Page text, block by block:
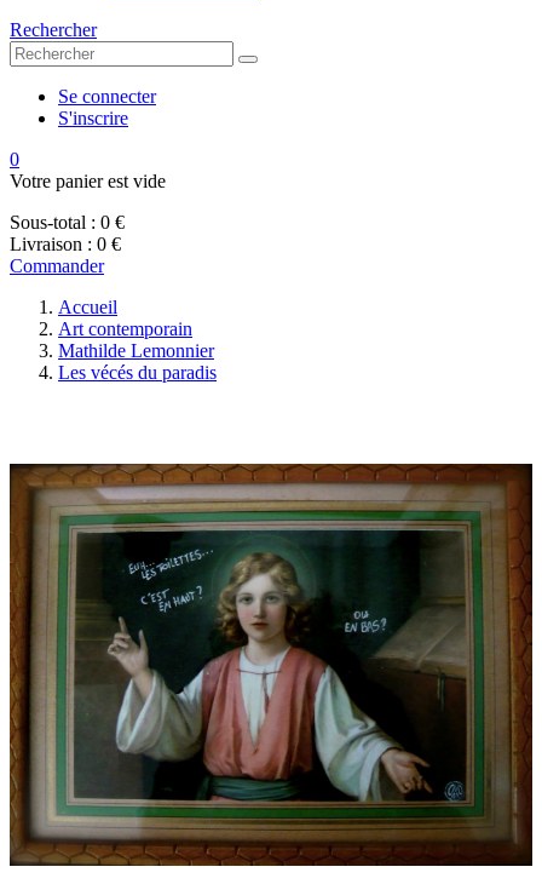
Rechercher
Se connecter
S'inscrire
0
Votre panier est vide
Sous-total : 0 €
Livraison : 0 €
Commander
Accueil
Art contemporain
Mathilde Lemonnier
Les vécés du paradis